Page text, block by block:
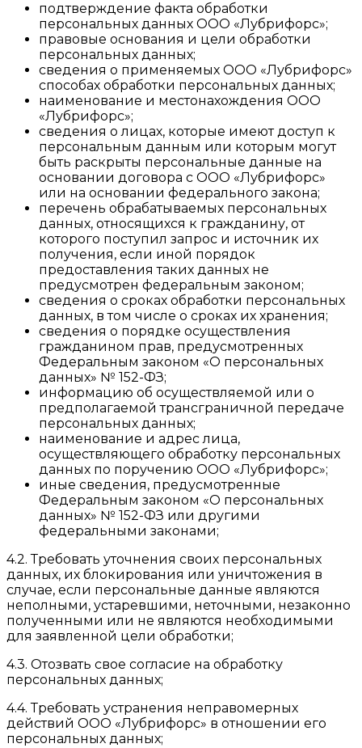
подтверждение факта обработки
персональных данных ООО «Лубрифорс»;
правовые основания и цели обработки
персональных данных;
сведения о применяемых ООО «Лубрифорс»
способах обработки персональных данных;
наименование и местонахождения ООО
«Лубрифорс»;
сведения о лицах, которые имеют доступ к
персональным данным или которым могут
быть раскрыты персональные данные на
основании договора с ООО «Лубрифорс»
или на основании федерального закона;
перечень обрабатываемых персональных
данных, относящихся к гражданину, от
которого поступил запрос и источник их
получения, если иной порядок
предоставления таких данных не
предусмотрен федеральным законом;
сведения о сроках обработки персональных
данных, в том числе о сроках их хранения;
сведения о порядке осуществления
гражданином прав, предусмотренных
Федеральным законом «О персональных
данных» № 152-ФЗ;
информацию об осуществляемой или о
предполагаемой трансграничной передаче
персональных данных;
наименование и адрес лица,
осуществляющего обработку персональных
данных по поручению ООО «Лубрифорс»;
иные сведения, предусмотренные
Федеральным законом «О персональных
данных» № 152-ФЗ или другими
федеральными законами;
4.2. Требовать уточнения своих персональных
данных, их блокирования или уничтожения в
случае, если персональные данные являются
неполными, устаревшими, неточными, незаконно
полученными или не являются необходимыми
для заявленной цели обработки;
4.3. Отозвать свое согласие на обработку
персональных данных;
4.4. Требовать устранения неправомерных
действий ООО «Лубрифорс» в отношении его
персональных данных;